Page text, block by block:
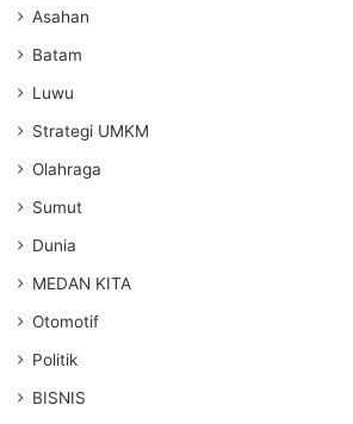
Asahan
Batam
Luwu
Strategi UMKM
Olahraga
Sumut
Dunia
MEDAN KITA
Otomotif
Politik
BISNIS